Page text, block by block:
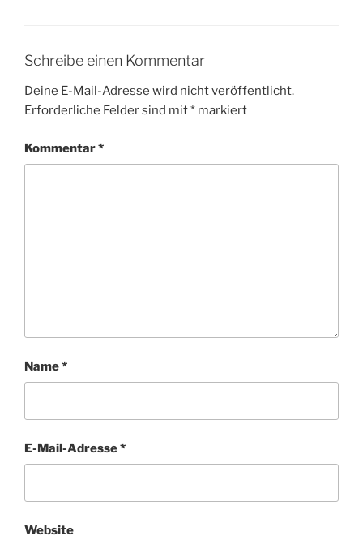
Schreibe einen Kommentar
Deine E-Mail-Adresse wird nicht veröffentlicht.
Erforderliche Felder sind mit* markiert
Kommentar*
Name*
E-Mail-Adresse*
Website